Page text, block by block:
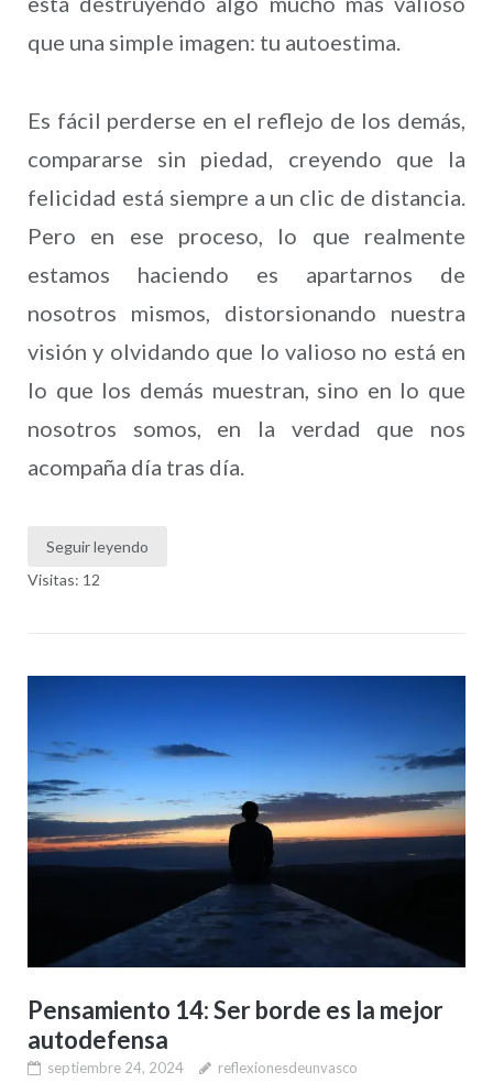
que una simple imagen: tu autoestima.
Es fácil perderse en el reflejo de los demás,
compararse sin piedad, creyendo que la
felicidad está siempre a un clic de distancia.
Pero en ese proceso, lo que realmente
estamos haciendo es apartarnos de
nosotros mismos, distorsionando nuestra
visión y olvidando que lo valioso no está en
lo que los demás muestran, sino en lo que
nosotros somos, en la verdad que nos
acompaña día tras día.
Seguir leyendo
Visitas: 12
Pensamiento 14: Ser borde es la mejor
autodefensa
septiembre 24, 2024
reflexionesdeunvasco